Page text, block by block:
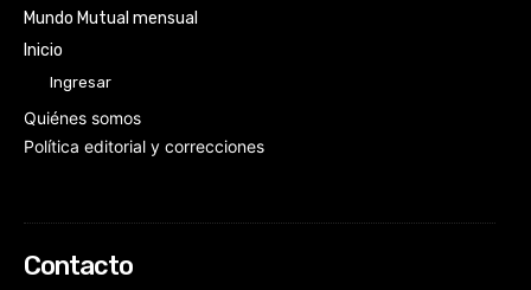
Mundo Mutual mensual
Inicio
Ingresar
Quiénes somos
Política editorial y correcciones
Contacto